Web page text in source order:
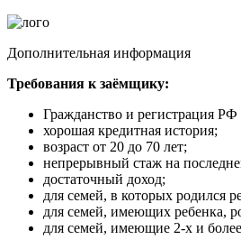
Дополнительная информация
Требования к заёмщику:
Гражданство и регистрация РФ
хорошая кредитная история;
возраст от 20 до 70 лет;
непрерывный стаж на
достаточный доход;
для семей, в которых родился
для семей, имеющих ребенка,
для семей, имеющие 2-х и более